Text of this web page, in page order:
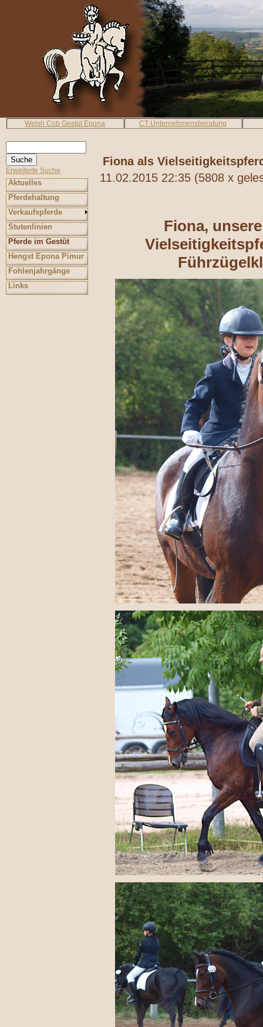
Welsh Cob Gestüt Epona CT Unternehmensberatung
Erweiterte Suche
Aktuelles
Pferdehaltung
Verkaufspferde
Stutenlinien
Pferde im Gestüt
Hengst Epona Pimur
Fohlenjahrgänge
Links
Fiona als
11.02.2015 22:35 (5808 x
Fiona,